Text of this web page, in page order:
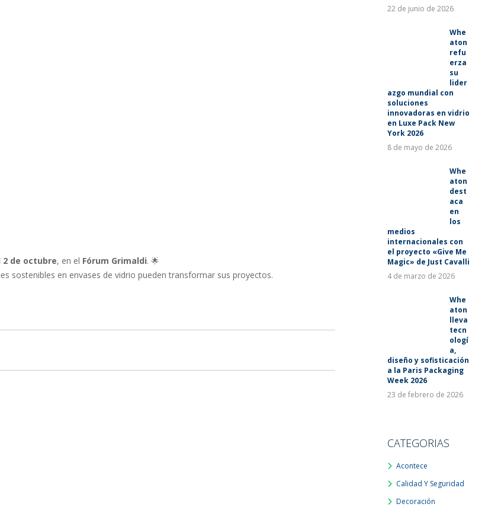
de octubre, en el Fórum Grimaldi. 🌟
sostenibles en envases de vidrio pueden transformar sus proyectos.
22 de junio de 2026
Whe
aton
refu
erza
su
lider
azgo mundial con
soluciones
innovadoras en vidrio
en Luxe Pack New
York 2026
8 de mayo de 2026
Whe
aton
dest
aca
en
los
medios
internacionales con
el proyecto «Give Me
Magic» de Just Cavalli
4 de marzo de 2026
Whe
aton
lleva
tecn
ologí
a,
diseño y sofisticación
a la Paris Packaging
Week 2026
23 de febrero de 2026
CATEGORIAS
Acontece
Calidad Y Seguridad
Decoración